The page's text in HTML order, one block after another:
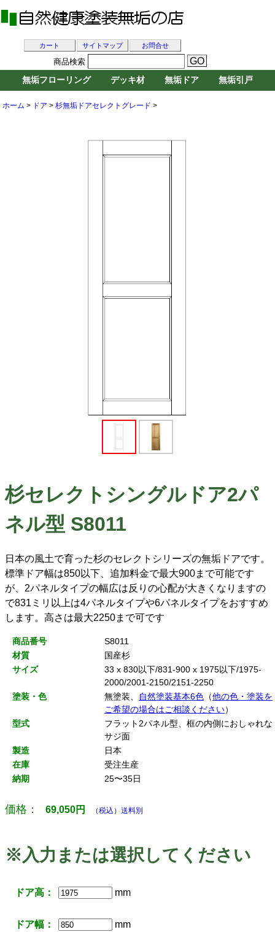
ホーム > ドア > 杉無垢ドアセレクトグレード >
杉セレクトシングルドア2パ
ネル型 S8011
日本の風土で育った杉のセレクトシリーズの無垢ドアです。
標準ドア幅は850以下、追加料金で最大900まで可能です
が、2パネルタイプの幅広は反りの心配が大きくなりますの
で831ミリ以上は4パネルタイプや6パネルタイプをおすすめ
します。高さは最大2250まで可です
商品番号
S8011
材質
国産杉
サイズ
33 x 830以下/831-900 x 1975以下/1975-
2000/2001-2150/2151-2250
塗装・色
無塗装、 自然塗装基本6色 （他の色・塗装を
ご希望の場合はご相談ください）
型式
フラット2パネル型、框の内側におしゃれな
サジ面
製造
日本
在庫
受注生産
納期
25〜35日
価格： 69,050円 （税込）送料別
※入力または選択してください
ドア高： mm
ドア幅： mm
カート サイトマップ お問合せ
商品検索
無垢フローリング デッキ材 無垢ドア 無垢引戸